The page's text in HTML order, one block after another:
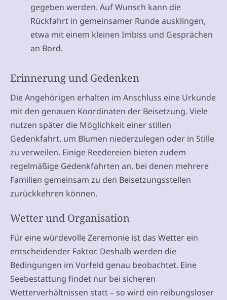
gegeben werden. Auf Wunsch kann die
Rückfahrt in gemeinsamer Runde ausklingen,
etwa mit einem kleinen Imbiss und Gesprächen
an Bord.
Erinnerung und Gedenken
Die Angehörigen erhalten im Anschluss eine Urkunde
mit den genauen Koordinaten der Beisetzung. Viele
nutzen später die Möglichkeit einer stillen
Gedenkfahrt, um Blumen niederzulegen oder in Stille
zu verweilen. Einige Reedereien bieten zudem
regelmäßige Gedenkfahrten an, bei denen mehrere
Familien gemeinsam zu den Beisetzungsstellen
zurückkehren können.
Wetter und Organisation
Für eine würdevolle Zeremonie ist das Wetter ein
entscheidender Faktor. Deshalb werden die
Bedingungen im Vorfeld genau beobachtet. Eine
Seebestattung findet nur bei sicheren
Wetterverhältnissen statt – so wird ein reibungsloser